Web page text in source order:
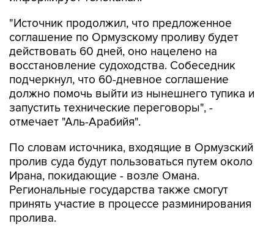
"Источник продолжил, что предложенное
соглашение по Ормузскому проливу будет
действовать 60 дней, оно нацелено на
восстановление судоходства. Собеседник
подчеркнул, что 60-дневное соглашение
должно помочь выйти из нынешнего тупика и
запустить технические переговоры", -
отмечает "Аль-Арабийя".
По словам источника, входящие в Ормузский
пролив суда будут пользоваться путем около
Ирана, покидающие - возле Омана.
Региональные государства также смогут
принять участие в процессе разминирования
пролива.